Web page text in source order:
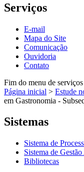
Serviços
E-mail
Mapa do Site
Comunicação
Ouvidoria
Contato
Fim do menu de serviços
Página inicial > Estude
em Gastronomia -
Sistemas
Sistema de
Sistema de
Bibliotecas